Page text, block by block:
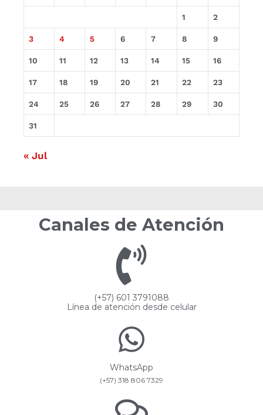
1 2
3 4 5 6 7 8 9
10 11 12 13 14 15 16
17 18 19 20 21 22 23
24 25 26 27 28 29 30
31
« Jul
Canales de Atención
(+57) 601 3791088
Línea de atención desde celular
WhatsApp
(+57) 318 806 7329